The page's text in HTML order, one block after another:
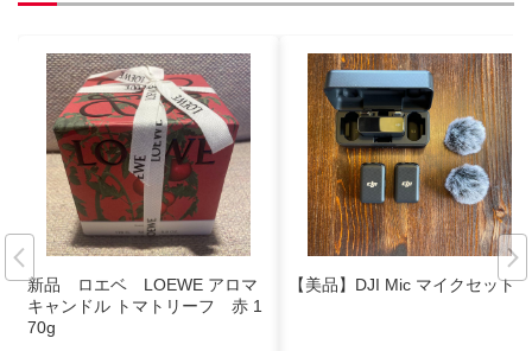
新品 ロエベ LOEWE アロマ
キャンドル トマトリーフ 赤 1
70g
【美品】DJI Mic マイクセット